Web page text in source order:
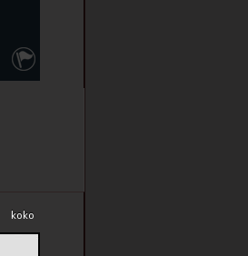
koko